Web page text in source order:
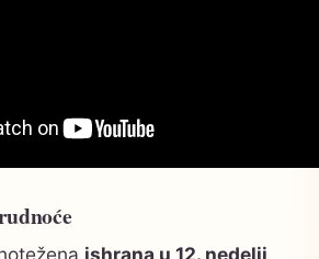
ishrana u 12. nedelji